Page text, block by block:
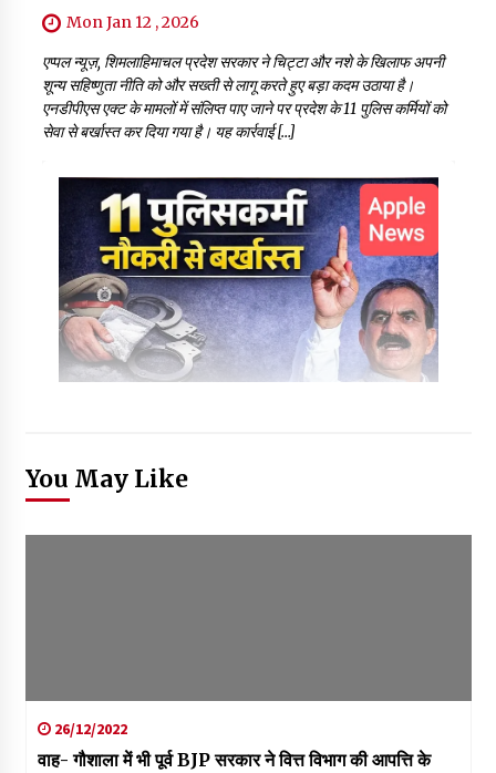
Mon Jan 12 , 2026
एप्पल न्यूज़, शिमलाहिमाचल प्रदेश सरकार ने चिट्टा और नशे के खिलाफ अपनी
शून्य सहिष्णुता नीति को और सख्ती से लागू करते हुए बड़ा कदम उठाया है।
एनडीपीएस एक्ट के मामलों में संलिप्त पाए जाने पर प्रदेश के 11 पुलिस कर्मियों को
सेवा से बर्खास्त कर दिया गया है। यह कार्रवाई […]
You May Like
26/12/2022
वाह- गौशाला में भी पूर्व BJP सरकार ने वित्त विभाग की आपत्ति के